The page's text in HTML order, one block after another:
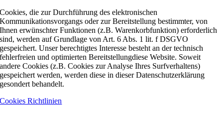
Cookies, die zur Durchführung des elektronischen
Kommunikationsvorgangs oder zur Bereitstellung bestimmter, von
Ihnen erwünschter Funktionen (z.B. Warenkorbfunktion) erforderlich
sind, werden auf Grundlage von Art. 6 Abs. 1 lit. f DSGVO
gespeichert. Unser berechtigtes Interesse besteht an der technisch
fehlerfreien und optimierten Bereitstellungdiese Website. Soweit
andere Cookies (z.B. Cookies zur Analyse Ihres Surfverhaltens)
gespeichert werden, werden diese in dieser Datenschutzerklärung
gesondert behandelt.
Cookies Richtlinien